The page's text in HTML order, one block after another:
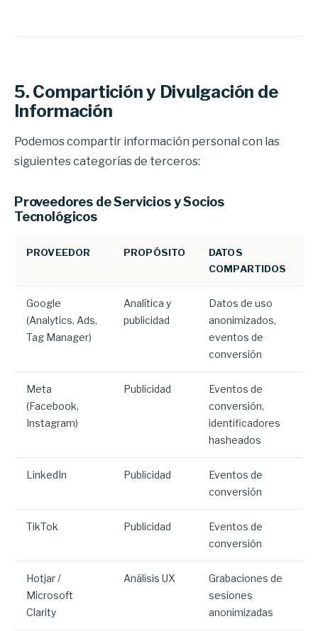
5. Compartición y Divulgación de
Información
Podemos compartir información personal con las
siguientes categorías de terceros:
Proveedores de Servicios y Socios
Tecnológicos
PROVEEDOR PROPÓSITO
DATOS
COMPARTIDOS
Google
(Analytics, Ads,
Tag Manager)
Analítica y
publicidad
Datos de uso
anonimizados,
eventos de
conversión
Meta
(Facebook,
Instagram)
Publicidad
Eventos de
conversión,
identificadores
hasheados
LinkedIn Publicidad
Eventos de
conversión
TikTok Publicidad
Eventos de
conversión
Hotjar /
Microsoft
Clarity
Análisis UX
Grabaciones de
sesiones
anonimizadas